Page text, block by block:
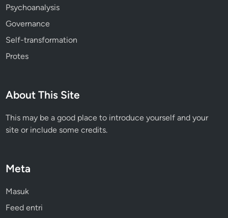
Psychoanalysis
Governance
Self-transformation
Protes
About This Site
This may be a good place to introduce yourself and your
site or include some credits.
Meta
Masuk
Feed entri